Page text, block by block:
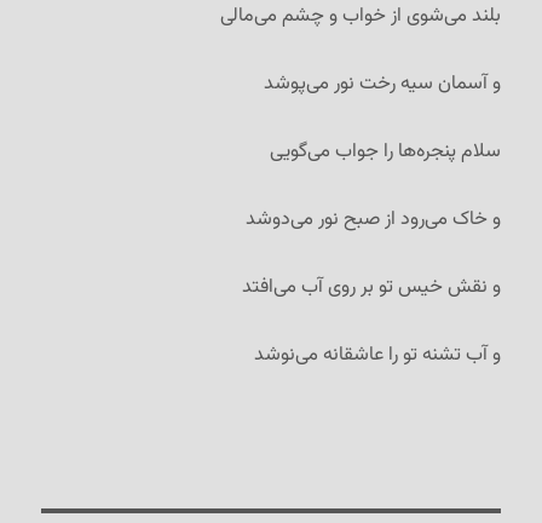
بلند می‌شوی از خواب و چشم می‌مالی
و آسمان سیه رخت نور می‌پوشد
سلام پنجره‌ها را جواب می‌گویی
و خاک می‌رود از صبح نور می‌دوشد
و نقش خیس تو بر روی آب می‌افتد
و آب تشنه تو را عاشقانه می‌نوشد